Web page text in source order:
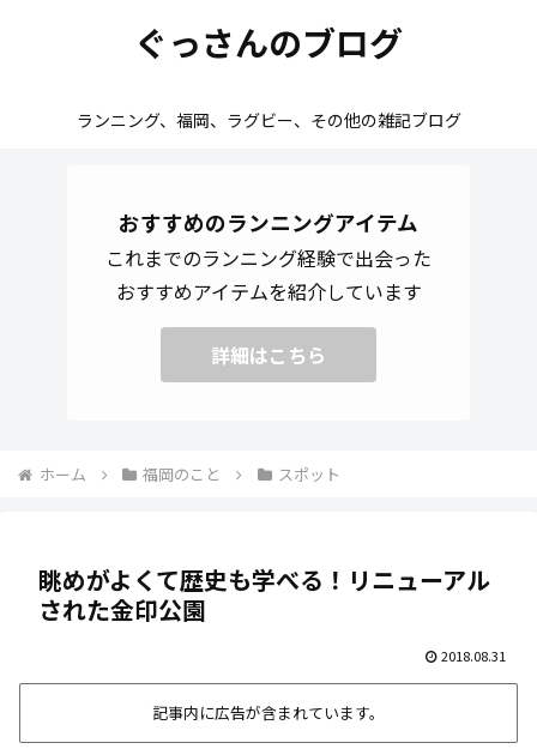
ぐっさんのブログ
ランニング、福岡、ラグビー、その他の雑記ブログ
おすすめのランニングアイテム
これまでのランニング経験で出会った
おすすめアイテムを紹介しています
詳細はこちら
ホーム 福岡のこと スポット
眺めがよくて歴史も学べる！リニューアル
された金印公園
2018.08.31
記事内に広告が含まれています。